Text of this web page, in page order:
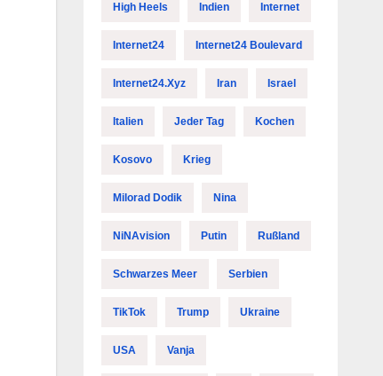
High Heels Indien Internet
Internet24 Internet24 Boulevard
Internet24.xyz Iran Israel
Italien Jeder Tag Kochen
Kosovo Krieg
Milorad Dodik Nina
NiNAvision Putin Rußland
Schwarzes Meer Serbien
TikTok Trump Ukraine
USA Vanja